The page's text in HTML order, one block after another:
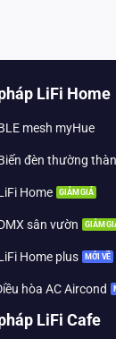
LiFi Home
mesh myHue
đèn thường
Home
sân vườn
Home plus
hòa AC Aircond
LiFi Cafe